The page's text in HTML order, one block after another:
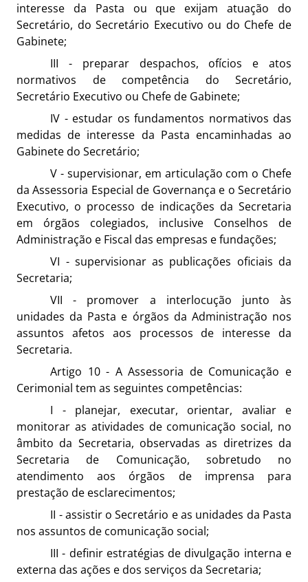
interesse da Pasta ou que exijam atuação do
Secretário, do Secretário Executivo ou do Chefe de
Gabinete;
III - preparar despachos, ofícios e atos
normativos de competência do Secretário,
Secretário Executivo ou Chefe de Gabinete;
IV - estudar os fundamentos normativos das
medidas de interesse da Pasta encaminhadas ao
Gabinete do Secretário;
V - supervisionar, em articulação com o Chefe
da Assessoria Especial de Governança e o Secretário
Executivo, o processo de indicações da Secretaria
em órgãos colegiados, inclusive Conselhos de
Administração e Fiscal das empresas e fundações;
VI - supervisionar as publicações oficiais da
Secretaria;
VII - promover a interlocução junto às
unidades da Pasta e órgãos da Administração nos
assuntos afetos aos processos de interesse da
Secretaria.
Artigo 10 - A Assessoria de Comunicação e
Cerimonial tem as seguintes competências:
I - planejar, executar, orientar, avaliar e
monitorar as atividades de comunicação social, no
âmbito da Secretaria, observadas as diretrizes da
Secretaria de Comunicação, sobretudo no
atendimento aos órgãos de imprensa para
prestação de esclarecimentos;
II - assistir o Secretário e as unidades da Pasta
nos assuntos de comunicação social;
III - definir estratégias de divulgação interna e
externa das ações e dos serviços da Secretaria;